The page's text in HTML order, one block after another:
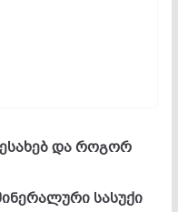
და როგორ
სასუქი